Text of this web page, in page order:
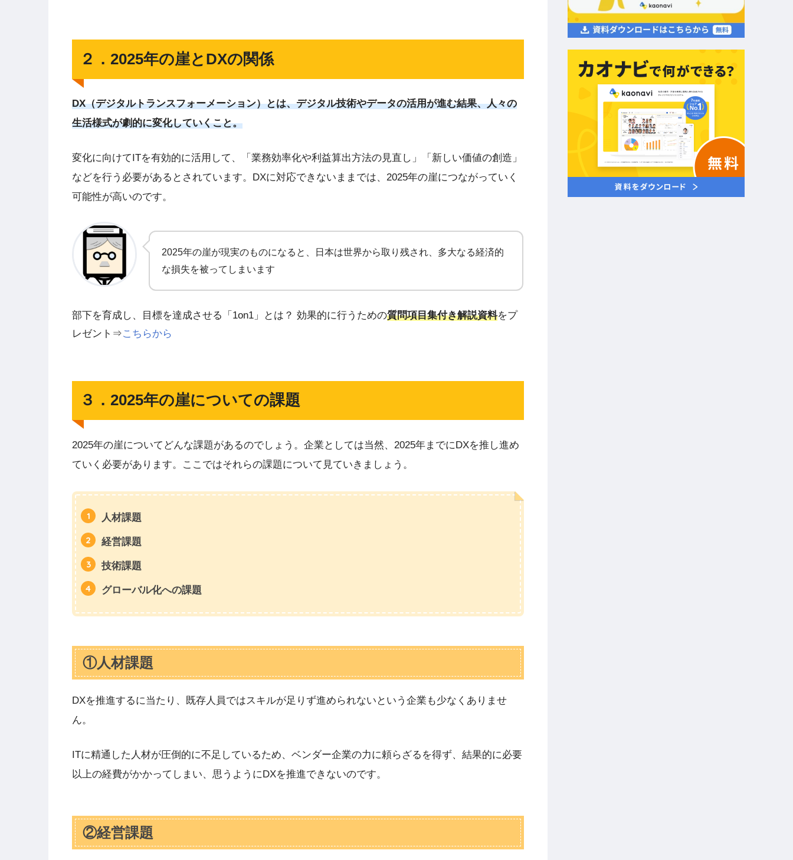
２．2025年の崖とDXの関係
DX（デジタルトランスフォーメーション）とは、デジタル技術やデータの活用が進む結果、人々の
生活様式が劇的に変化していくこと。
変化に向けてITを有効的に活用して、「業務効率化や利益算出方法の見直し」「新しい価値の創造」
などを行う必要があるとされています。DXに対応できないままでは、2025年の崖につながっていく
可能性が高いのです。
2025年の崖が現実のものになると、日本は世界から取り残され、多大なる経済的
な損失を被ってしまいます
部下を育成し、目標を達成させる「1on1」とは？ 効果的に行うための質問項目集付き解説資料をプ
レゼント⇒こちらから
３．2025年の崖についての課題
2025年の崖についてどんな課題があるのでしょう。企業としては当然、2025年までにDXを推し進め
ていく必要があります。ここではそれらの課題について見ていきましょう。
人材課題
経営課題
技術課題
グローバル化への課題
①人材課題
DXを推進するに当たり、既存人員ではスキルが足りず進められないという企業も少なくありませ
ん。
ITに精通した人材が圧倒的に不足しているため、ベンダー企業の力に頼らざるを得ず、結果的に必要
以上の経費がかかってしまい、思うようにDXを推進できないのです。
②経営課題